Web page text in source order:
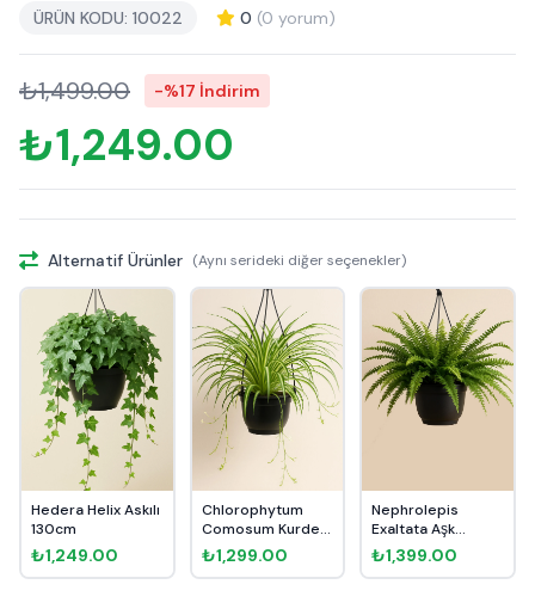
ÜRÜN KODU: 10022 0 (0 yorum)
₺1,499.00 -%17 İndirim
₺1,249.00
Alternatif Ürünler (Aynı serideki diğer seçenekler)
Hedera Helix Askılı
130cm
₺1,249.00
Chlorophytum
Comosum Kurdele
Askılı
₺1,299.00
Nephrolepis
Exaltata Aşk
Merdiveni Askı...
₺1,399.00